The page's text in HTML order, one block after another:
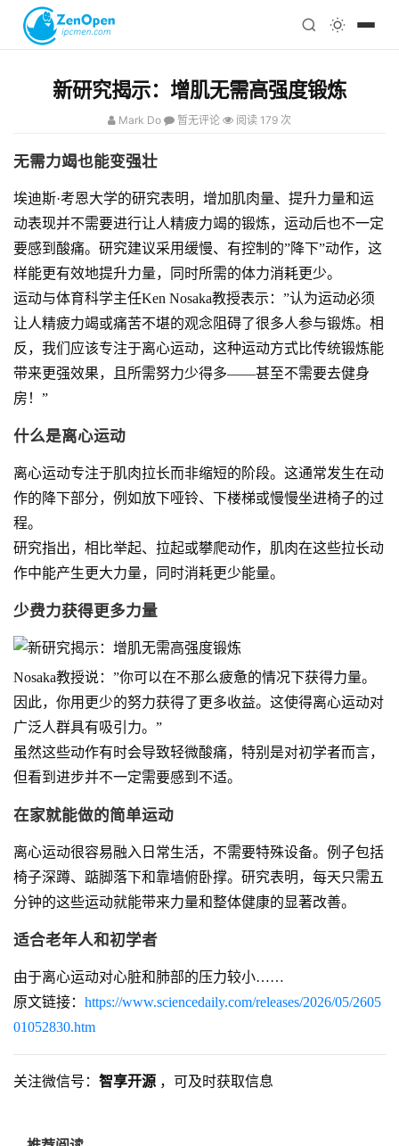
科技
心理
注册
新研究揭示：增肌无需高强度锻炼
Mark Do 暂无评论 阅读 179 次
无需力竭也能变强壮
埃迪斯·考恩大学的研究表明，增加肌肉量、提升力量和运
动表现并不需要进行让人精疲力竭的锻炼，运动后也不一定
要感到酸痛。研究建议采用缓慢、有控制的”降下”动作，这
样能更有效地提升力量，同时所需的体力消耗更少。
运动与体育科学主任Ken Nosaka教授表示：”认为运动必须
让人精疲力竭或痛苦不堪的观念阻碍了很多人参与锻炼。相
反，我们应该专注于离心运动，这种运动方式比传统锻炼能
带来更强效果，且所需努力少得多——甚至不需要去健身
房！”
什么是离心运动
离心运动专注于肌肉拉长而非缩短的阶段。这通常发生在动
作的降下部分，例如放下哑铃、下楼梯或慢慢坐进椅子的过
程。
研究指出，相比举起、拉起或攀爬动作，肌肉在这些拉长动
作中能产生更大力量，同时消耗更少能量。
少费力获得更多力量
Nosaka教授说：”你可以在不那么疲惫的情况下获得力量。
因此，你用更少的努力获得了更多收益。这使得离心运动对
广泛人群具有吸引力。”
虽然这些动作有时会导致轻微酸痛，特别是对初学者而言，
但看到进步并不一定需要感到不适。
在家就能做的简单运动
离心运动很容易融入日常生活，不需要特殊设备。例子包括
椅子深蹲、踮脚落下和靠墙俯卧撑。研究表明，每天只需五
分钟的这些运动就能带来力量和整体健康的显著改善。
适合老年人和初学者
由于离心运动对心脏和肺部的压力较小……
原文链接： https://www.sciencedaily.com/releases/2026/05/2605
01052830.htm
关注微信号： 智享开源 ，可及时获取信息